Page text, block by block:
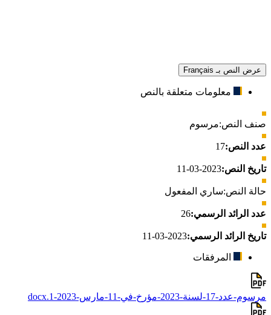
عرض النص بـ Français
معلومات متعلقة بالنص
صنف النص:مرسوم
عدد النص:17
تاريخ النص:2023-03-11
حالة النص:ساري المفعول
عدد الرائد الرسمي:26
تاريخ الرائد الرسمي:2023-03-11
المرفقات
مرسوم-عدد-17-لسنة-2023-مؤرخ-في-11-مارس-2023-1.docx